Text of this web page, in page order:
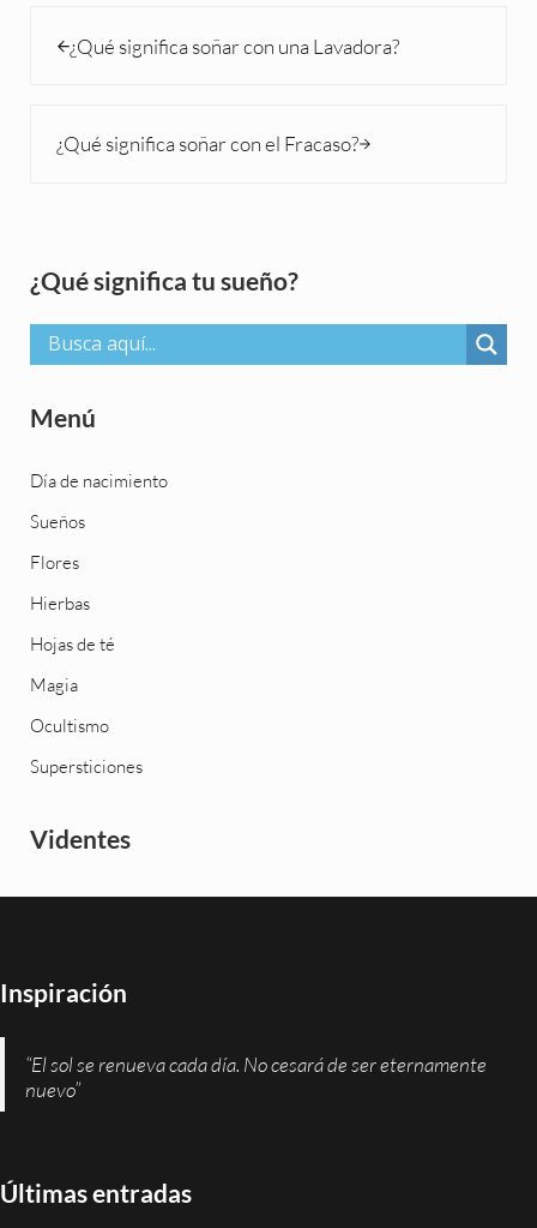
¿Qué significa soñar con una Lavadora?
¿Qué significa soñar con el Fracaso?
Sidebar
¿Qué significa tu sueño?
Menú
Día de nacimiento
Sueños
Flores
Hierbas
Hojas de té
Magia
Ocultismo
Supersticiones
Videntes
Inspiración
“El sol se renueva cada día. No cesará de ser eternamente
nuevo”
Últimas entradas